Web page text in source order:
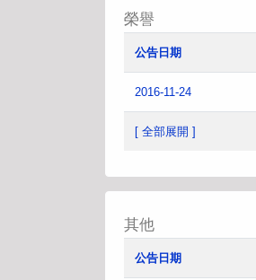
榮譽
公告日期
2016-11-24
[ 全部展開 ]
其他
公告日期